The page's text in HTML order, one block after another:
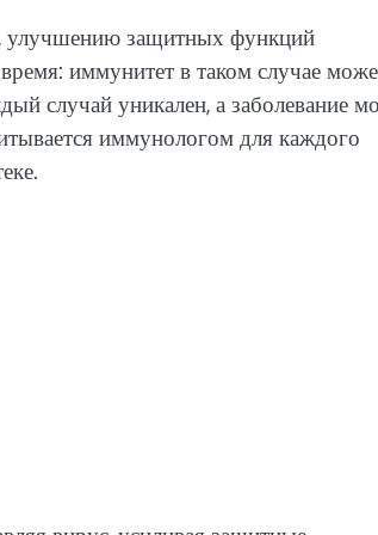
улучшению защитных функций
иммунитет в таком случае
случай уникален, а заболевание
иммунологом для каждого